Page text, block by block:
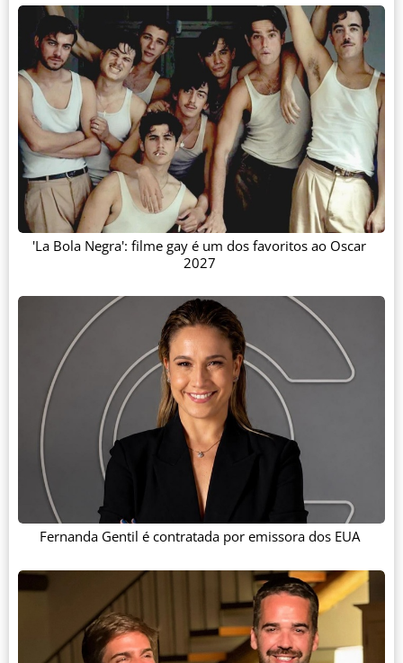
'La Bola Negra': filme gay é um dos favoritos ao Oscar
2027
Fernanda Gentil é contratada por emissora dos EUA